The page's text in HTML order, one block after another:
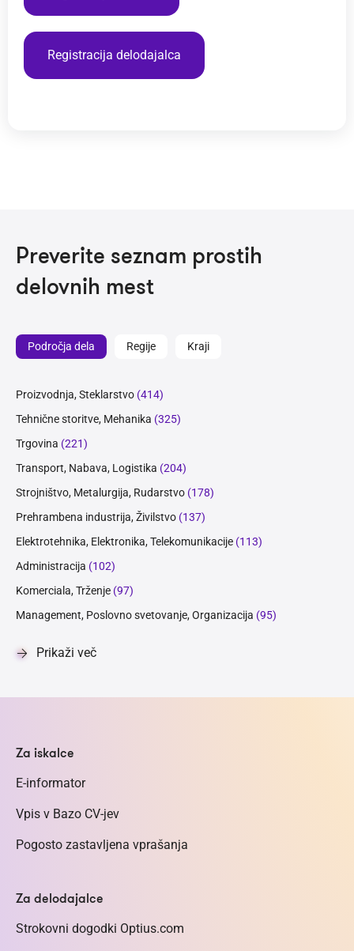
Registracija delodajalca
Preverite seznam prostih
delovnih mest
Področja dela Regije Kraji
Proizvodnja, Steklarstvo (414)
Tehnične storitve, Mehanika (325)
Trgovina (221)
Transport, Nabava, Logistika (204)
Strojništvo, Metalurgija, Rudarstvo (178)
Prehrambena industrija, Živilstvo (137)
Elektrotehnika, Elektronika, Telekomunikacije (113)
Administracija (102)
Komerciala, Trženje (97)
Management, Poslovno svetovanje, Organizacija (95)
Prikaži več
Za iskalce
E-informator
Vpis v Bazo CV-jev
Pogosto zastavljena vprašanja
Za delodajalce
Strokovni dogodki Optius.com